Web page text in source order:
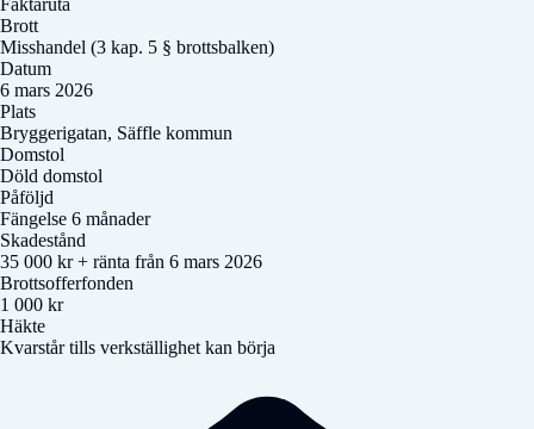
Faktaruta
Brott
Misshandel (3 kap. 5 § brottsbalken)
Datum
6 mars 2026
Plats
Bryggerigatan, Säffle kommun
Domstol
Döld domstol
Påföljd
Fängelse 6 månader
Skadestånd
35 000 kr + ränta från 6 mars 2026
Brottsofferfonden
1 000 kr
Häkte
Kvarstår tills verkställighet kan börja